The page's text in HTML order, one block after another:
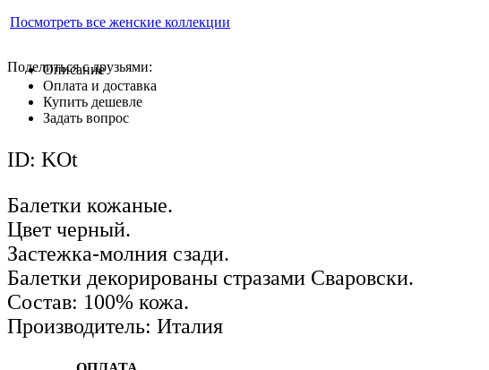
Посмотреть все женские коллекции
Поделиться с друзьями:
Описание
Оплата и доставка
Купить дешевле
Задать вопрос
ID: KOt
Балетки кожаные.
Цвет черный.
Застежка-молния сзади.
Балетки декорированы стразами Сваровски.
Состав: 100% кожа.
Производитель: Италия